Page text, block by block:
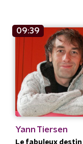
09:39
Yann Tiersen
Le fabuleux destin